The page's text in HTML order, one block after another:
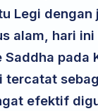
Legi
alam, hari
tercatat
efektif